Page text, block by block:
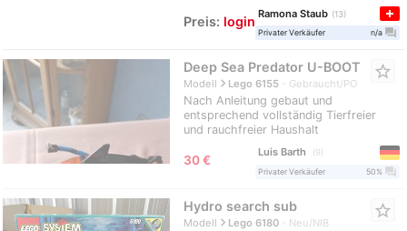
Preis: login
Ramona Staub
13
Privater Verkäufer
n/a question_answer
Deep Sea Predator U-BOOT
Modellnavigate_nextLego 6155 Gebraucht/PO
Nach Anleitung gebaut und
entsprechend vollständig Tierfreier
und rauchfreier Haushalt
star_border
30 €
Luis Barth
9
Privater Verkäufer
50% question_answer
Hydro search sub
Modellnavigate_nextLego 6180 Neu/NIB
star_border